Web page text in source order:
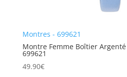
Montres - 699621
Montre Femme Boîtier
699621
49.90€